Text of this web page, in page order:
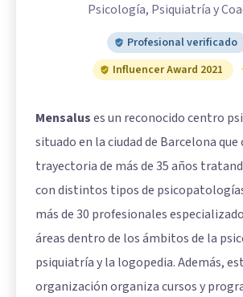
Psicología, Psiquiatría y
Profesional verificado
Influencer Award 2021
Mensaluses un reconocido centro
situado en la ciudad de Barcelona que
trayectoria de más de 35 años
con distintos tipos de
más de 30 profesionales
áreas dentro de los ámbitos de la
psiquiatría y la logopedia. Además,
organización organiza cursos y